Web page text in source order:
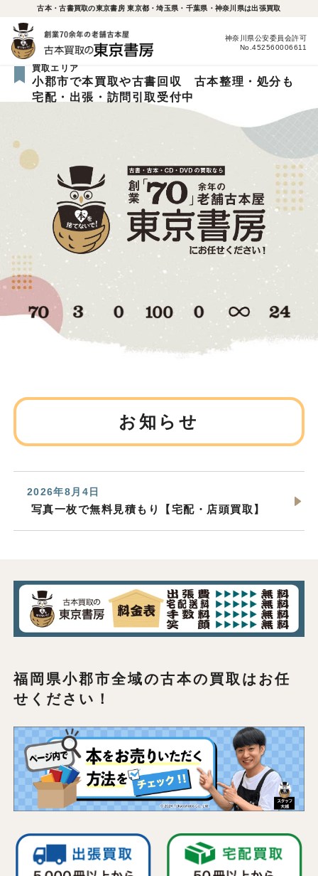
古本・古書買取の東京書房 東京都・埼玉県・千葉県・神奈川県は出張買取
神奈川県公安委員会許可
No.452560006611
買取エリア
小郡市で本買取や古書回収 古本整理・処分も
宅配・出張・訪問引取受付中
お知らせ
2026年8月4日
写真一枚で無料見積もり【宅配・店頭買取】
福岡県小郡市全域の古本の買取はお任
せください！